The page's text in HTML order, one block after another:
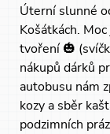
Úterní slunné
Košátkách.
tvoření 🎃
nákupů dárků
autobusu nám
kozy a sběr
podzimních